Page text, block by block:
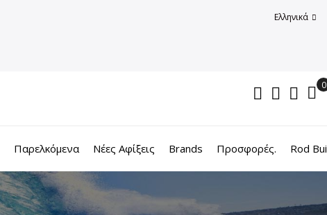
Ελληνικά
Παρελκόμενα Νέες Αφίξεις Brands Προσφορές. Rod